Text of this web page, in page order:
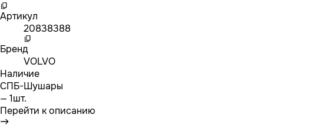
Артикул
20838388
Бренд
VOLVO
Наличие
СПБ-Шушары
— 1шт.
Перейти к описанию